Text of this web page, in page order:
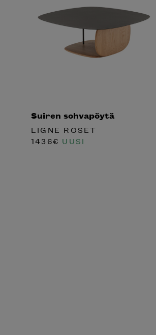
Suiren sohvapöytä
LIGNE ROSET
1436€ UUSI